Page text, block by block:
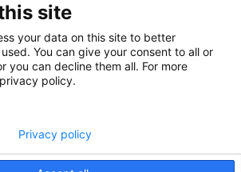
© 2025 Câmara Brasil-Alemanha
Termos
site
your data on this site to better
You can give your consent to all or
you can decline them all. For more
policy.
Privacy policy